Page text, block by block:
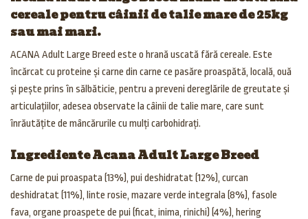
cereale pentru câinii de talie mare de 25kg
sau mai mari.
ACANA Adult Large Breed este o hrană uscată fără cereale. Este
încărcat cu proteine și carne din carne ce pasăre proaspătă, locală, ouă
și pește prins în sălbăticie, pentru a preveni dereglările de greutate și
articulațiilor, adesea observate la câinii de talie mare, care sunt
înrăutățite de mâncărurile cu mulți carbohidrați.
Ingrediente Acana Adult Large Breed
Carne de pui proaspata (13%), pui deshidratat (12%), curcan
deshidratat (11%), linte rosie, mazare verde integrala (8%), fasole
fava, organe proaspete de pui (ficat, inima, rinichi) (4%), hering